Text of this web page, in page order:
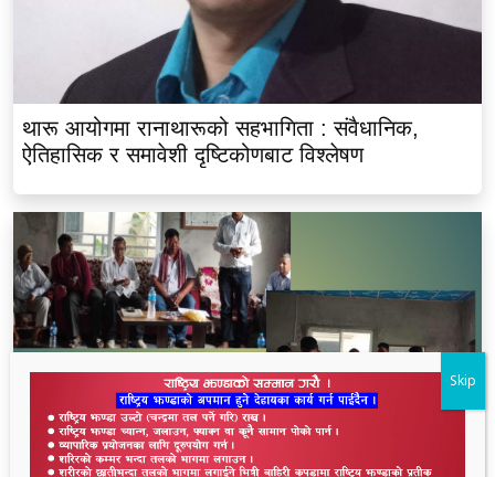
थारू आयोगमा रानाथारूको सहभागिता : संवैधानिक,
ऐतिहासिक र समावेशी दृष्टिकोणबाट विश्लेषण
Skip